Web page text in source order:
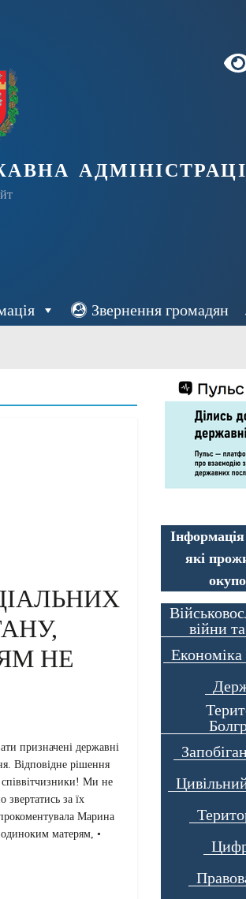
Звернення громадян
НЕ
призначені державні
Відповідне рішення
співвітчизники! Ми не
за їх
Марина
одиноким матерям, •
які
війни
Економіка